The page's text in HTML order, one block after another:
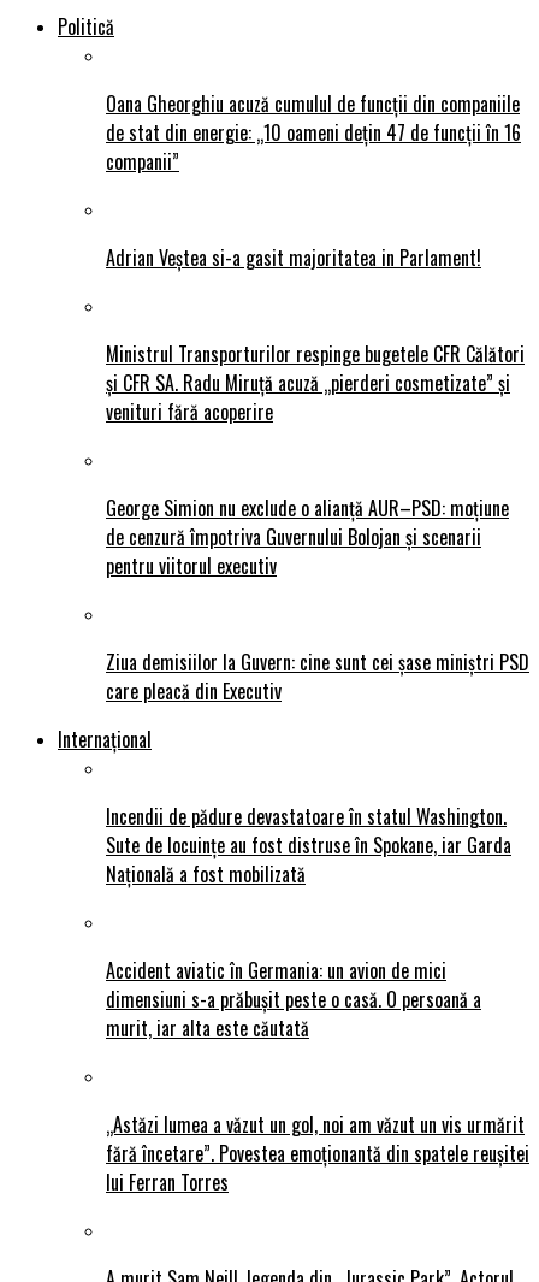
Politică
Oana Gheorghiu acuză cumulul de funcții din companiile
de stat din energie: „10 oameni dețin 47 de funcții în 16
companii”
Adrian Veștea si-a gasit majoritatea in Parlament!
Ministrul Transporturilor respinge bugetele CFR Călători
și CFR SA. Radu Miruță acuză „pierderi cosmetizate” și
venituri fără acoperire
George Simion nu exclude o alianță AUR–PSD: moțiune
de cenzură împotriva Guvernului Bolojan și scenarii
pentru viitorul executiv
Ziua demisiilor la Guvern: cine sunt cei șase miniștri PSD
care pleacă din Executiv
Internațional
Incendii de pădure devastatoare în statul Washington.
Sute de locuințe au fost distruse în Spokane, iar Garda
Națională a fost mobilizată
Accident aviatic în Germania: un avion de mici
dimensiuni s-a prăbușit peste o casă. O persoană a
murit, iar alta este căutată
„Astăzi lumea a văzut un gol, noi am văzut un vis urmărit
fără încetare”. Povestea emoționantă din spatele reușitei
lui Ferran Torres